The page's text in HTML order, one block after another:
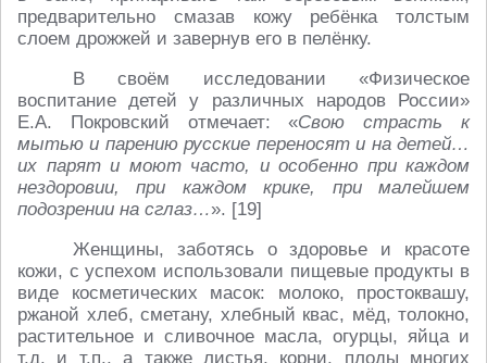
предварительно смазав кожу ребёнка толстым
слоем дрожжей и завернув его в пелёнку.
В своём исследовании «Физическое
воспитание детей у различных народов России»
Е.А. Покровский отмечает: «Свою страсть к
мытью и парению русские переносят и на детей…
их парят и моют часто, и особенно при каждом
нездоровии, при каждом крике, при малейшем
подозрении на сглаз…». [19]
Женщины, заботясь о здоровье и красоте
кожи, с успехом использовали пищевые продукты в
виде косметических масок: молоко, простоквашу,
ржаной хлеб, сметану, хлебный квас, мёд, толокно,
растительное и сливочное масла, огурцы, яйца и
т.д. и т.п., а также листья, корни, плоды многих